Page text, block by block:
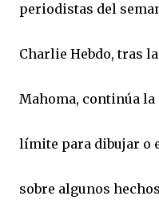
periodistas del
Charlie Hebdo, tras
Mahoma, continúa
límite para dibujar o
sobre algunos